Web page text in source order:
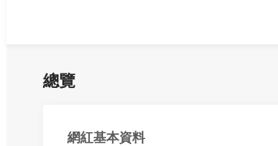
總覽
網紅基本資料